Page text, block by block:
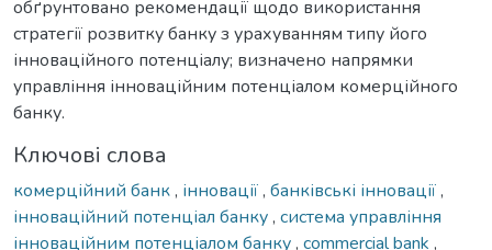
обґрунтовано рекомендації щодо використання
стратегії розвитку банку з урахуванням типу його
інноваційного потенціалу; визначено напрямки
управління інноваційним потенціалом комерційного
банку.
Ключові слова
комерційний банк, інновації, банківські інновації,
інноваційний потенціал банку, система управління
інноваційним потенціалом банку, commercial bank ,